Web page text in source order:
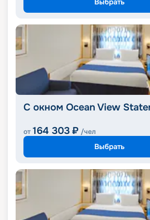
С окном Ocean View
от 164 303 ₽ /чел
Выбрать